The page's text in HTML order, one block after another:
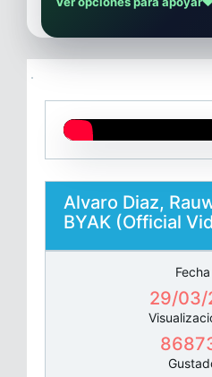
Alvaro Diaz,
BYAK (Official
Fecha
29/03/